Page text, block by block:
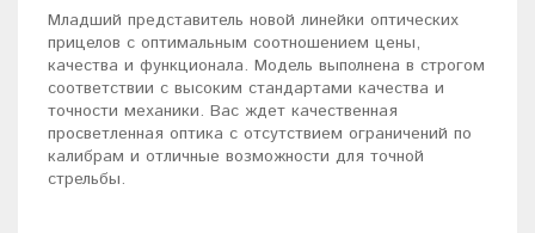
Младший представитель новой линейки оптических
прицелов с оптимальным соотношением цены,
качества и функционала. Модель выполнена в строгом
соответствии с высоким стандартами качества и
точности механики. Вас ждет качественная
просветленная оптика с отсутствием ограничений по
калибрам и отличные возможности для точной
стрельбы.